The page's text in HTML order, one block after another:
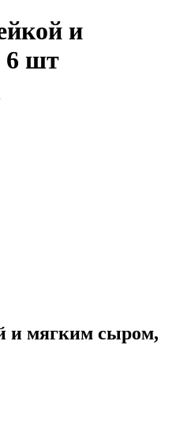
и
6 шт
и мягким сыром,